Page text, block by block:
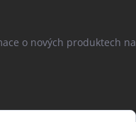
o nových produktech na